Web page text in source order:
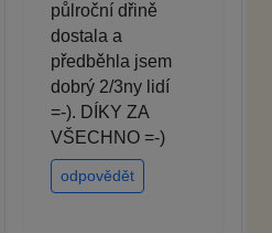
půlroční dřině
dostala a
předběhla jsem
dobrý 2/3ny lidí
=-). DÍKY ZA
VŠECHNO =-)
odpovědět